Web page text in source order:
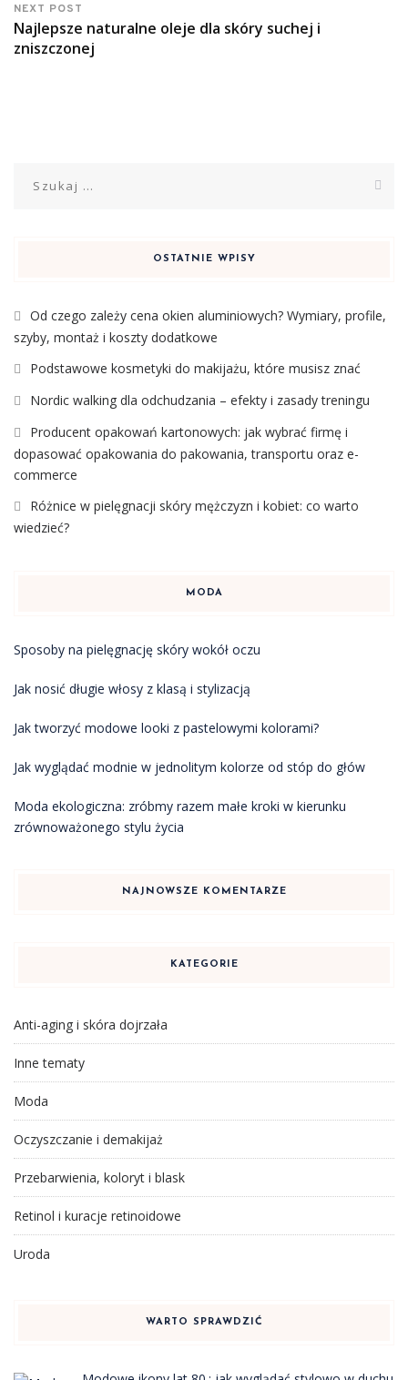
NEXT POST
Najlepsze naturalne oleje dla skóry suchej i
zniszczonej
OSTATNIE WPISY
Od czego zależy cena okien aluminiowych? Wymiary, profile,
szyby, montaż i koszty dodatkowe
Podstawowe kosmetyki do makijażu, które musisz znać
Nordic walking dla odchudzania – efekty i zasady treningu
Producent opakowań kartonowych: jak wybrać firmę i
dopasować opakowania do pakowania, transportu oraz e-
commerce
Różnice w pielęgnacji skóry mężczyzn i kobiet: co warto
wiedzieć?
MODA
Sposoby na pielęgnację skóry wokół oczu
Jak nosić długie włosy z klasą i stylizacją
Jak tworzyć modowe looki z pastelowymi kolorami?
Jak wyglądać modnie w jednolitym kolorze od stóp do głów
Moda ekologiczna: zróbmy razem małe kroki w kierunku
zrównoważonego stylu życia
NAJNOWSZE KOMENTARZE
KATEGORIE
Anti-aging i skóra dojrzała
Inne tematy
Moda
Oczyszczanie i demakijaż
Przebarwienia, koloryt i blask
Retinol i kuracje retinoidowe
Uroda
WARTO SPRAWDZIĆ